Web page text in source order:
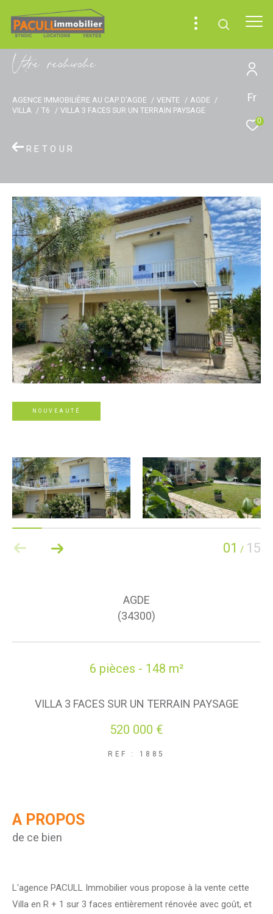
Fr
0
Vore recece
AGENCE IMMOBILIÈRE AU CAP D'AGDE VENTE
AGDE
VILLA
T6 VILLA 3 FACES SUR UN TERRAIN PAYSAGE
RETOUR
NOUVEAUTÉ
01 / 15
AGDE
(34300)
6 pièces - 148 m²
VILLA 3 FACES SUR UN TERRAIN PAYSAGE
520 000 €
REF : 1885
A PROPOS
de ce bien
L'agence PACULL Immobilier vous propose à la vente cette
Villa en R + 1 sur 3 faces entièrement rénovée avec goût, et